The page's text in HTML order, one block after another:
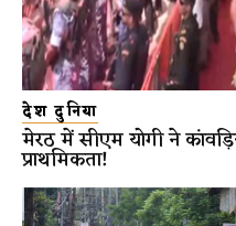
देश दुनिया
मेरठ में सीएम योगी ने
प्राथमिकता!